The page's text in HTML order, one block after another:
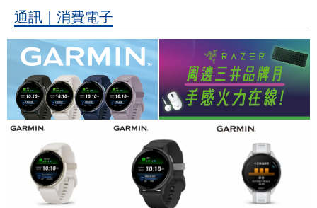
通訊｜消費電子